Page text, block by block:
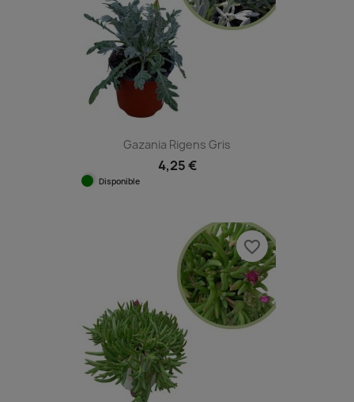
Gazania Rigens Gris
4,25 €
Disponible
favorite_border